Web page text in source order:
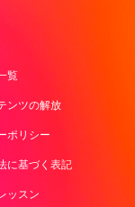
覧
ンツの解放
ポリシー
に基づく表記
ッスン